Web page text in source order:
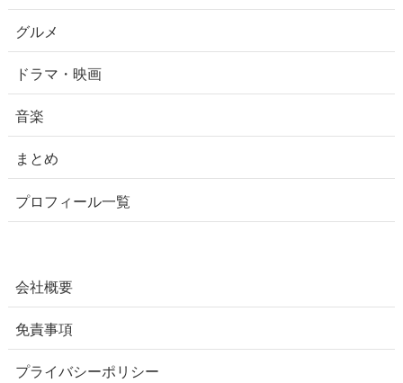
グルメ
ドラマ・映画
音楽
まとめ
プロフィール一覧
会社概要
免責事項
プライバシーポリシー